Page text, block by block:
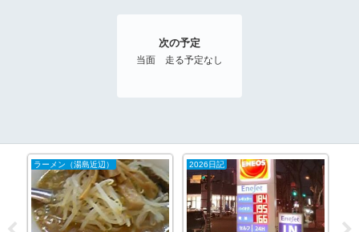
次の予定
当面 走る予定なし
ラーメン（湯島近辺） 2026日記